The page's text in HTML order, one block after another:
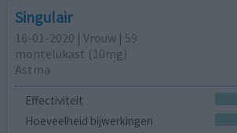
Singulair
16-01-2020 | Vrouw | 59
montelukast (10mg)
Astma
Effectiviteit
Hoeveelheid bijwerkingen